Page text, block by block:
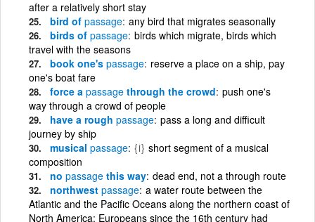
after a relatively short stay
bird of passage any bird that migrates seasonally
birds of passage birds which migrate, birds which
travel with the seasons
book one's passage reserve a place on a ship, pay
one's boat fare
force a passage through the crowd push one's
way through a crowd of people
have a rough passage pass a long and difficult
journey by ship
musical passage {i} short segment of a musical
composition
no passage this way dead end, not a through route
northwest passage a water route between the
Atlantic and the Pacific Oceans along the northern coast of
North America; Europeans since the 16th century had